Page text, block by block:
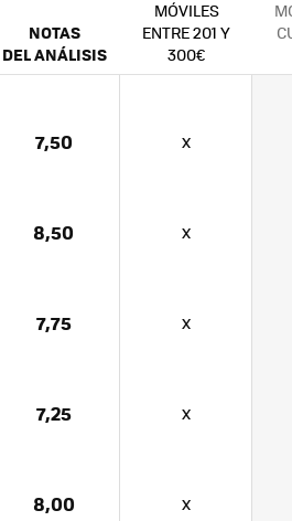
NOTAS
DEL ANÁLISIS
MÓVILES
ENTRE 201 Y
300€
7,50 x
8,50 x
7,75 x
7,25 x
8,00 x